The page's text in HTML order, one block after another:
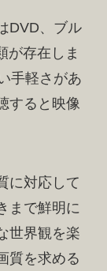
DVD、ブル
が存在しま
手軽さがあ
すると映像
に対応して
まで鮮明に
世界観を楽
質を求める